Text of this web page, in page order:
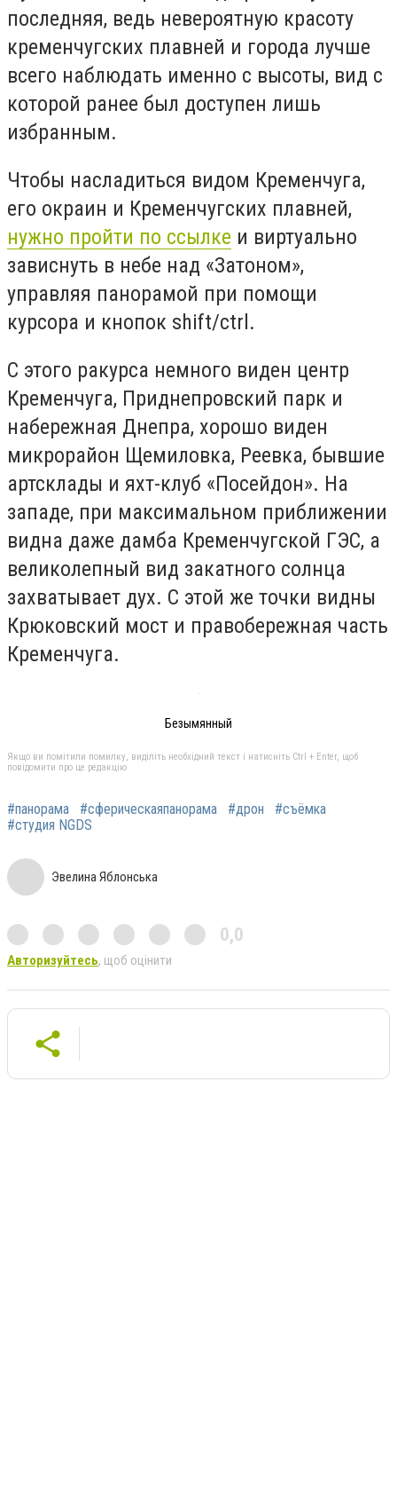
последняя, ведь невероятную красоту
кременчугских плавней и города лучше
всего наблюдать именно с высоты, вид с
которой ранее был доступен лишь
избранным.
Чтобы насладиться видом Кременчуга,
его окраин и Кременчугских плавней,
нужно пройти по ссылке и виртуально
зависнуть в небе над «Затоном»,
управляя панорамой при помощи
курсора и кнопок shift/ctrl.
С этого ракурса немного виден центр
Кременчуга, Приднепровский парк и
набережная Днепра, хорошо виден
микрорайон Щемиловка, Реевка, бывшие
артсклады и яхт-клуб «Посейдон». На
западе, при максимальном приближении
видна даже дамба Кременчугской ГЭС, а
великолепный вид закатного солнца
захватывает дух. С этой же точки видны
Крюковский мост и правобережная часть
Кременчуга.
Безымянный
Якщо ви помітили помилку, виділіть необхідний текст і натисніть Ctrl + Enter, щоб
повідомити про це редакцію
#панорама #сферическаяпанорама #дрон
#съёмка
#студия NGDS
Эвелина Яблонська
0,0
Авторизуйтесь, щоб оцінити